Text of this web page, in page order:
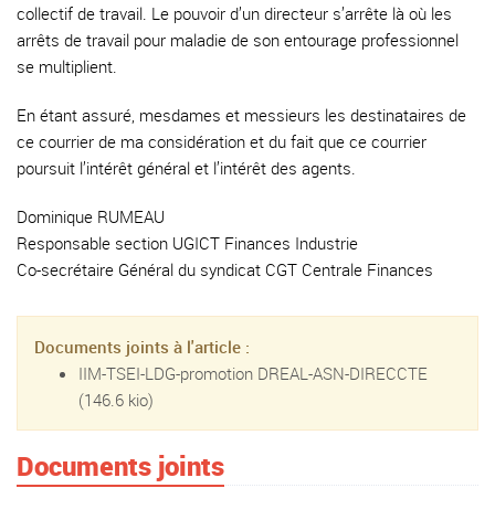
collectif de travail. Le pouvoir d’un directeur s’arrête là où les
arrêts de travail pour maladie de son entourage professionnel
se multiplient.
En étant assuré, mesdames et messieurs les destinataires de
ce courrier de ma considération et du fait que ce courrier
poursuit l’intérêt général et l’intérêt des agents.
Dominique RUMEAU
Responsable section UGICT Finances Industrie
Co-secrétaire Général du syndicat CGT Centrale Finances
Documents joints à l'article :
IIM-TSEI-LDG-promotion DREAL-ASN-DIRECCTE
(146.6 kio)
Documents joints